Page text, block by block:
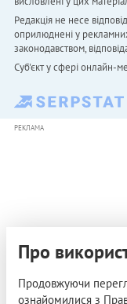
Редакція не несе
оприлюднені у
законодавством,
Cуб'єкт у сфері онлайн-
РЕКЛАМА
Про
Продовжуючи
ознайомилися з